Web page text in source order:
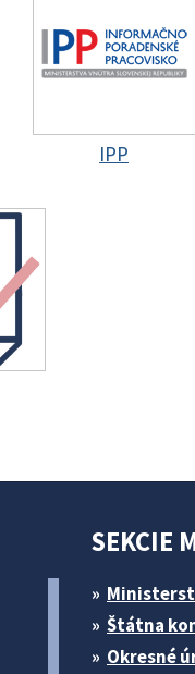
IPP
SEKCIE
Štátna
Okresné